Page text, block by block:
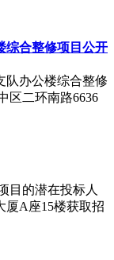
综合整修项目公开
队办公楼综合整修
区二环南路6636
目的潜在投标人
厦A座15楼获取招